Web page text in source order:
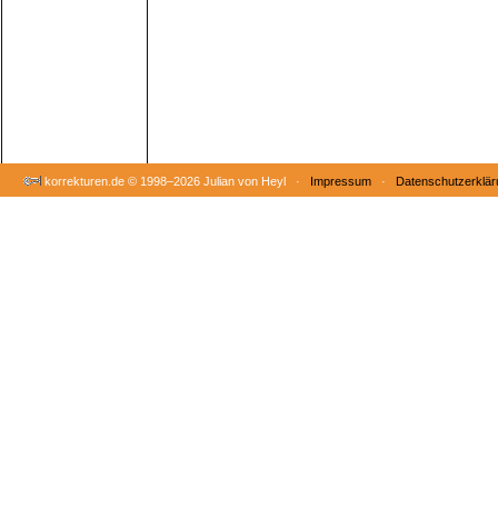
korrekturen.de © 1998–2026 Julian von Heyl · Impressum ·